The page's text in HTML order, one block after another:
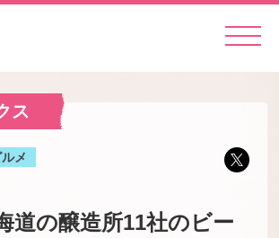
ス
メ
道の醸造所11社のビー